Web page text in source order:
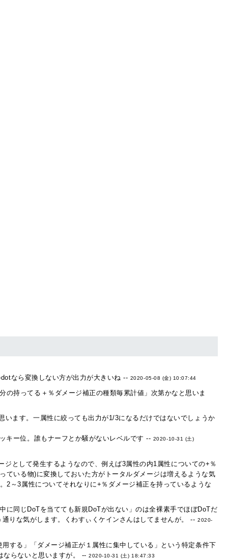
なら変換しない方が出力が大きいね -- 2020-05-08 (金) 10:07:44
の持ってる＋％ダメージ補正の種類毎累計値」次第かなと思いま
ます。一属性に絞っても出力が1/3になるだけではないでしょうか
キー位。誰もナーフとか騒がないレベルです -- 2020-10-31 (土)
として発生するようなので、例えば3属性の内1属性についての+％
ている物)に変換しておいた方がトータルダメージは増えるような気
2～3属性についてそれなりに+％ダメージ補正を持っているような
に同じDoTを当てても新規DoTが出ない」のは全裸素手でほぼDoTだ
りな気がします。くわすぃくケインさんはしてませんが。 --2020-
する」「ダメージ補正が１属性に集中している」という特定条件下
ならないと思いますが。 --2020-10-31 (土) 18:47:33